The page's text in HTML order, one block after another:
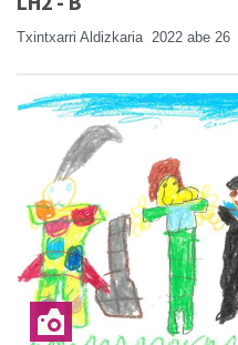
Txintxarri Aldizkaria 2022 abe 26